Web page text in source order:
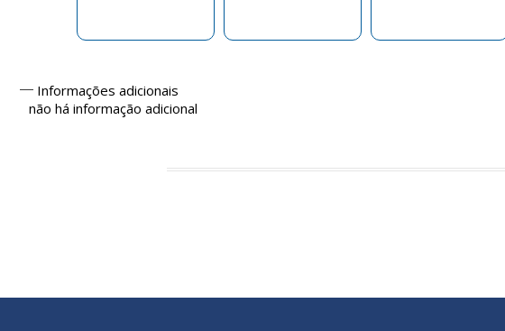
Informações adicionais
não há informação adicional